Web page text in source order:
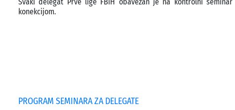
Svaki delegat Prve lige FBiH obavezan je na kontrolni
konekcijom.
PROGRAM SEMINARA ZA DELEGATE